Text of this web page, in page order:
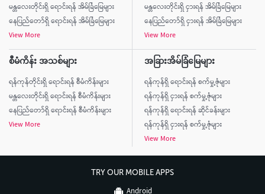
မန္တလေးတိုင်းရှိ ရောင်းရန် အိမ်ခြံမြေများ
နေပြည်တော်ရှိ ရောင်းရန် အိမ်ခြံမြေများ
View More
မန္တလေးတိုင်းရှိ ငှားရန် အိမ်ခြံမြေများ
နေပြည်တော်ရှိ ငှားရန် အိမ်ခြံမြေများ
View More
စီမံကိန်း အသစ်များ
ရန်ကုန်တိုင်းရှိ ရောင်းရန် စီမံကိန်းများ
မန္တလေးတိုင်းရှိ ရောင်းရန် စီမံကိန်းများ
နေပြည်တော်ရှိ ရောင်းရန် စီမံကိန်းများ
View More
အခြားအိမ်ခြံမြေများ
ရန်ကုန်ရှိ ရောင်းရန် စက်မှု့ဇုံများ
ရန်ကုန်ရှိ ငှားရန် စက်မှု့ဇုံများ
ရန်ကုန်ရှိ ရောင်းရန် ဆိုင်ခန်းများ
ရန်ကုန်ရှိ ငှားရန် စက်မှု့ဇုံများ
View More
TRY OUR MOBILE APPS